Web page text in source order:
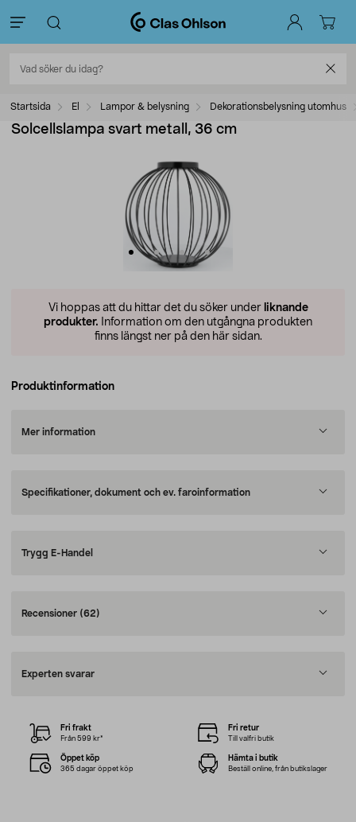
Startsida El Lampor & belysning Dekorationsbelysning utomhus
Solcellslampa svart metall, 36 cm
Vi hoppas att du hittar det du söker under liknande
produkter. Information om den utgångna produkten
finns längst ner på den här sidan.
Produktinformation
Mer information
Specifikationer, dokument och ev. faroinformation
Trygg E-Handel
Recensioner (62)
Experten svarar
Fri frakt
Från 599 kr*
Fri retur
Till valfri butik
Öppet köp
365 dagar öppet köp
Hämta i butik
Beställ online, från butikslager